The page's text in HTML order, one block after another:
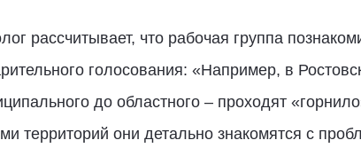
рассчитывает, что рабочая группа
голосования: «Например, в
до областного – проходят
территорий они детально знакомятся с